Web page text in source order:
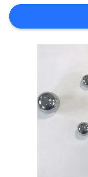
LIÊN
HỆ
CHÚNG